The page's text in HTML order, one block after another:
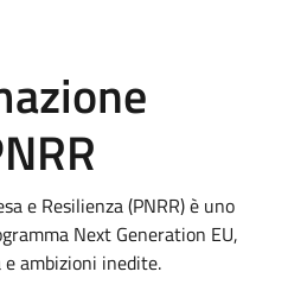
e Resilienza (PNRR) è uno
Next Generation EU,
ambizioni inedite.